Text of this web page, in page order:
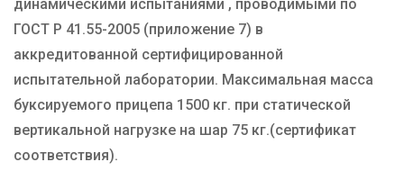
динамическими испытаниями , проводимыми по
ГОСТ Р 41.55-2005 (приложение 7) в
аккредитованной сертифицированной
испытательной лаборатории. Максимальная масса
буксируемого прицепа 1500 кг. при статической
вертикальной нагрузке на шар 75 кг.(сертификат
соответствия).